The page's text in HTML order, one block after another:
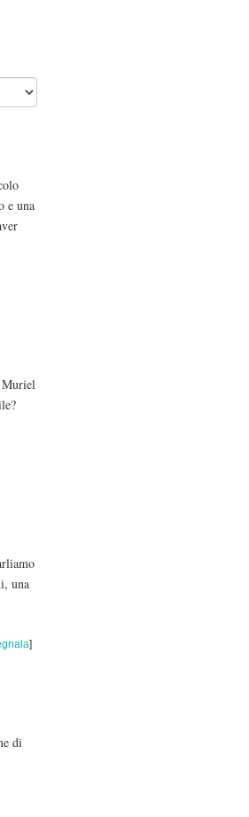
e una
Muriel
una
]
di